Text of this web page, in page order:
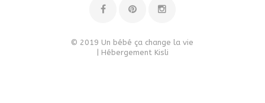
© 2019 Un bébé ça change la vie
| Hébergement Kisli